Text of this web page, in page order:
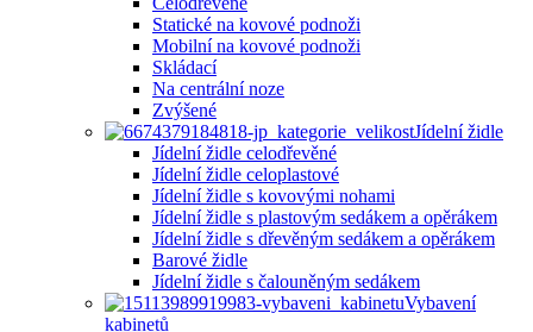
Statické na kovové podnoži
Mobilní na kovové podnoži
Skládací
Na centrální noze
Zvýšené
Jídelní židle
Jídelní židle celodřevěné
Jídelní židle celoplastové
Jídelní židle s kovovými nohami
Jídelní židle s plastovým sedákem a opěrákem
Jídelní židle s dřevěným sedákem a opěrákem
Barové židle
Jídelní židle s čalouněným sedákem
Vybavení
kabinetů